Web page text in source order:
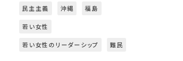
民主主義 沖縄 福島
若い女性
若い女性のリーダーシップ 難民